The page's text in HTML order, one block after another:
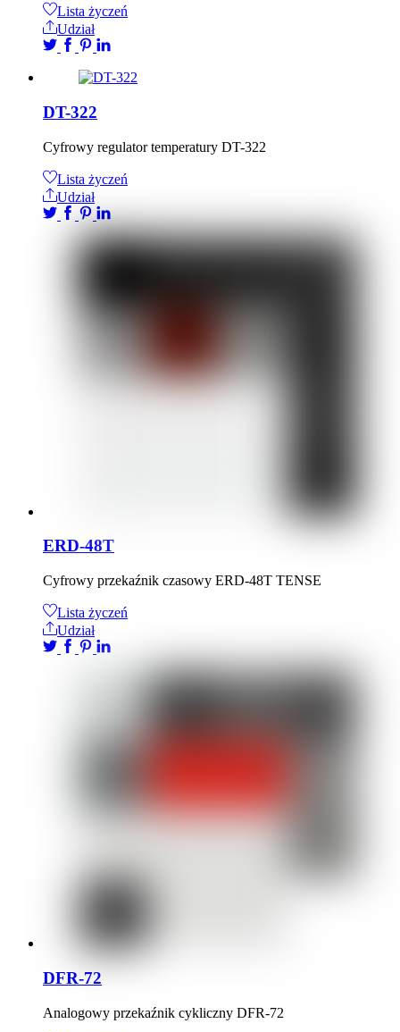
Lista życzeń
Udział
DT-322
Cyfrowy regulator temperatury DT-322
Lista życzeń
Udział
ERD-48T
Cyfrowy przekaźnik czasowy ERD-48T TENSE
Lista życzeń
Udział
DFR-72
Analogowy przekaźnik cykliczny DFR-72